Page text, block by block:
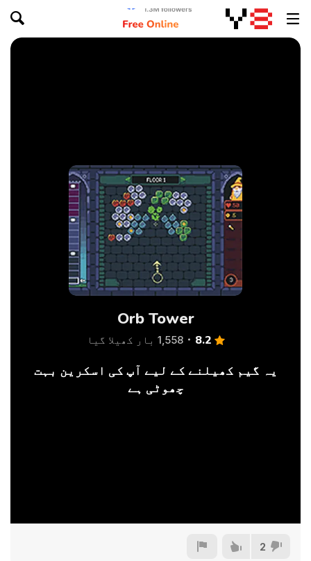
Orb Tower
8.2 1,558 بار کھیلا گیا
یہ گیم کھیلنے کے لیے آپ کی اسکرین بہت
چھوٹی ہے
2